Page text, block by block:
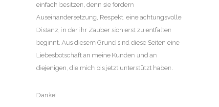
einfach besitzen, denn sie fordern
Auseinandersetzung, Respekt, eine achtungsvolle
Distanz, in der ihr Zauber sich erst zu entfalten
beginnt. Aus diesem Grund sind diese Seiten eine
Liebesbotschaft an meine Kunden und an
diejenigen, die mich bis jetzt unterstützt haben.
Danke!